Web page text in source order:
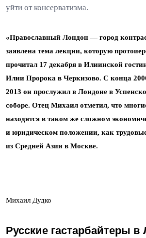
уйти от консерватизма.
«Православный Лондон — город
заявлена тема лекции, которую
прочитал 17 декабря в Илиинской
Илии Пророка в Черкизово. С конца
2013 он прослужил в Лондоне в
соборе. Отец Михаил отметил, что
находятся в таком же сложном
и юридическом положении, как
из Средней Азии в Москве.
Михаил Дудко
Русские гастарбайтеры в